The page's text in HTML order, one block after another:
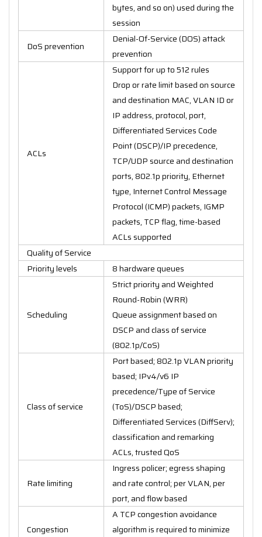
bytes, and so on) used during the
session
DoS prevention
Denial-Of-Service (DOS) attack
prevention
ACLs
Support for up to 512 rules
Drop or rate limit based on source
and destination MAC, VLAN ID or
IP address, protocol, port,
Differentiated Services Code
Point (DSCP)/IP precedence,
TCP/UDP source and destination
ports, 802.1p priority, Ethernet
type, Internet Control Message
Protocol (ICMP) packets, IGMP
packets, TCP flag, time-based
ACLs supported
Quality of Service
Priority levels
8 hardware queues
Scheduling
Strict priority and Weighted
Round-Robin (WRR)
Queue assignment based on
DSCP and class of service
(802.1p/CoS)
Class of service
Port based; 802.1p VLAN priority
based; IPv4/v6 IP
precedence/Type of Service
(ToS)/DSCP based;
Differentiated Services (DiffServ);
classification and remarking
ACLs, trusted QoS
Rate limiting
Ingress policer; egress shaping
and rate control; per VLAN, per
port, and flow based
Congestion
A TCP congestion avoidance
algorithm is required to minimize